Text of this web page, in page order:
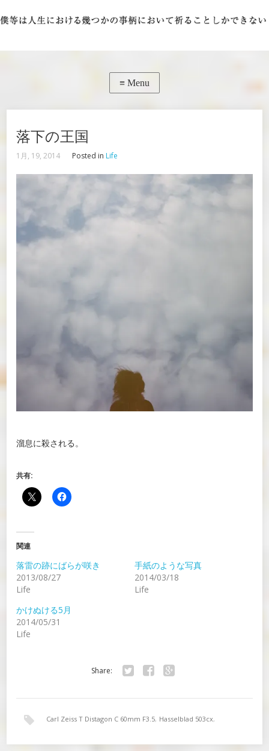
落下の王国
1月, 19, 2014 Posted in Life
溜息に殺される。
共有:
関連
落雷の跡にばらが咲き
2013/08/27
Life
手紙のような写真
2014/03/18
Life
かけぬける5月
2014/05/31
Life
Share:
Carl Zeiss T Distagon C 60mm F3.5, Hasselblad 503cx,